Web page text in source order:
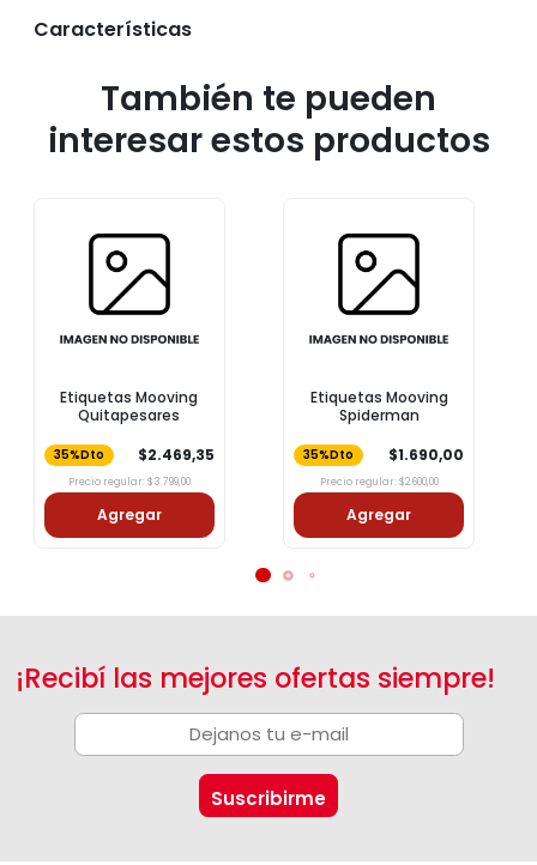
Características
También te pueden
interesar estos productos
Etiquetas Mooving
Quitapesares
35%Dto $2.469,35
Precio regular: $3.799,00
Agregar
Etiquetas Mooving
Spiderman
35%Dto $1.690,00
Precio regular: $2.600,00
Agregar
¡Recibí las mejores ofertas siempre!